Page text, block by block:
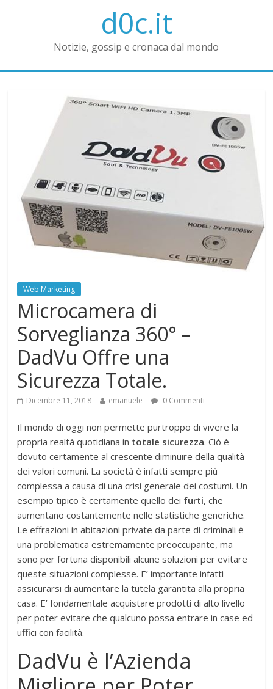
d0c.it
Notizie, gossip e cronaca dal mondo
Web Marketing
Microcamera di
Sorveglianza 360° –
DadVu Offre una
Sicurezza Totale.
Dicembre 11, 2018 emanuele 0 Commenti
Il mondo di oggi non permette purtroppo di vivere la
propria realtà quotidiana in totale sicurezza. Ciò è
dovuto certamente al crescente diminuire della qualità
dei valori comuni. La società è infatti sempre più
complessa a causa di una crisi generale dei costumi. Un
esempio tipico è certamente quello dei furti, che
aumentano costantemente nelle statistiche generiche.
Le effrazioni in abitazioni private da parte di criminali è
una problematica estremamente preoccupante, ma
sono per fortuna disponibili alcune soluzioni per evitare
queste situazioni complesse. E’ importante infatti
assicurarsi di aumentare la tutela garantita alla propria
casa. E’ fondamentale acquistare prodotti di alto livello
per poter evitare che qualcuno possa entrare in case ed
uffici con facilità.
DadVu è l’Azienda